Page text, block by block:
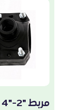
مربط "2-"4